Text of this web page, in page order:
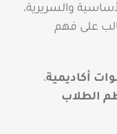
والسريرية،
على فهم
،
الطلاب